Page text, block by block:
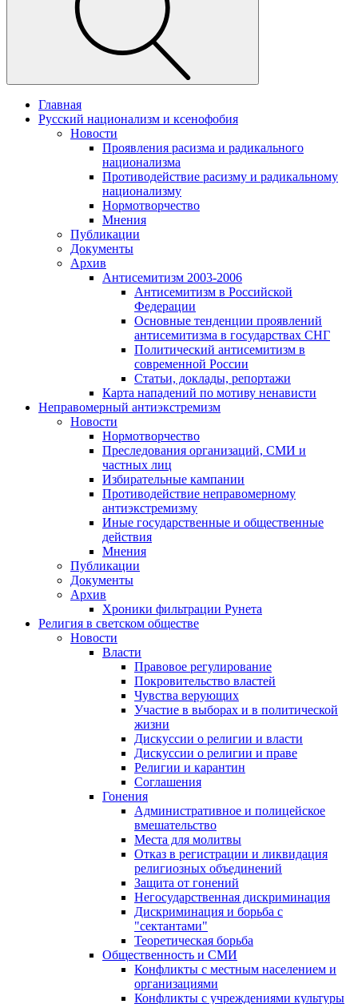
Главная
Русский национализм и ксенофобия
Новости
Проявления расизма и радикального
национализма
Противодействие расизму и радикальному
национализму
Нормотворчество
Мнения
Публикации
Документы
Архив
Антисемитизм 2003-2006
Антисемитизм в Российской
Федерации
Основные тенденции проявлений
антисемитизма в государствах СНГ
Политический антисемитизм в
современной России
Статьи, доклады, репортажи
Карта нападений по мотиву ненависти
Неправомерный антиэкстремизм
Новости
Нормотворчество
Преследования организаций, СМИ и
частных лиц
Избирательные кампании
Противодействие неправомерному
антиэкстремизму
Иные государственные и общественные
действия
Мнения
Публикации
Документы
Архив
Хроники фильтрации Рунета
Религия в светском обществе
Новости
Власти
Правовое регулирование
Покровительство властей
Чувства верующих
Участие в выборах и в политической
жизни
Дискуссии о религии и власти
Дискуссии о религии и праве
Религии и карантин
Соглашения
Гонения
Административное и полицейское
вмешательство
Места для молитвы
Отказ в регистрации и ликвидация
религиозных объединений
Защита от гонений
Негосударственная дискриминация
Дискриминация и борьба с
"сектантами"
Теоретическая борьба
Общественность и СМИ
Конфликты с местным населением и
организациями
Конфликты с учреждениями культуры